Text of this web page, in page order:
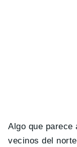
Algo que parece
vecinos del